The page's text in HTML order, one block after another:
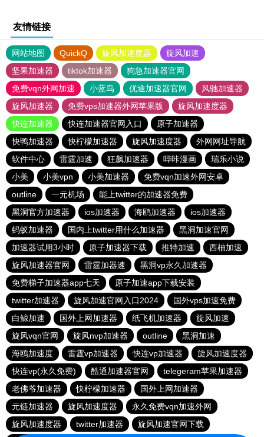
友情链接
网站地图 QuickQ 旋风加速度器
旋风加速
坚果加速器
tiktok加速器
狗急加速器官网
免费vqn外网加速
小蓝鸟 优途加速器官网
风驰加速器
旋风加速器
免费vps加速器外网苹果版
旋风加速度器
快连加速器
快连加速器官网入口
原子加速器
快鸭加速器
快柠檬加速器 旋风加速度器
外网网址导航
软件中心
雷霆加速 狂飙加速器 哔咔漫画
瑞乐小说
小美
小美vpn 小美加速器
免费vqn加速外网安卓
outline
一元机场
能上twitter的加速器免费
黑洞官方加速器
ios加速器 海鸥加速器
ios加速器
蚂蚁加速器
国内上twitter用什么加速器
黑洞加速官网
加速器试用3小时
原子加速器下载 推特加速
西柚加速
旋风加速器官网
雷霆加器速
黑洞vp永久加速器
免费梯子加速器app七天
原子加速app下载安装
twitter加速器
旋风加速官网入口2024
国外vps加速免费
白鲸加速
国外上网加速器 纸飞机加速器
旋风加速
旋风vqn官网
旋风nvp加速器 outline
黑洞加速
海鸥加速度
雷霆vp加速器 快连vp加速器
旋风加速度器
快连vp(永久免费)
酷通加速器官网
telegeram苹果加速器
老佛爷加速器
快柠檬加速器
国外上网加速器
元链加速器
旋风加速度器
永久免费vqn加速外网
旋风加速度器
twitter加速器 旋风加速官网下载